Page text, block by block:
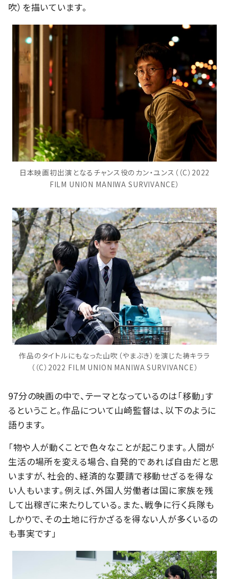
吹）を描いています。
日本映画初出演となるチャンス役のカン・ユンス（（C）2022
FILM UNION MANIWA SURVIVANCE）
作品のタイトルにもなった山吹（やまぶき）を演じた祷キララ
（（C）2022 FILM UNION MANIWA SURVIVANCE）
97分の映画の中で、テーマとなっているのは「移動」す
るということ。作品について山崎監督は、以下のように
語ります。
「物や人が動くことで色々なことが起こります。人間が
生活の場所を変える場合、自発的であれば自由だと思
いますが、社会的、経済的な要請で移動せざるを得な
い人もいます。例えば、外国人労働者は国に家族を残
して出稼ぎに来たりしている。また、戦争に行く兵隊も
しかりで、その土地に行かざるを得ない人が多くいるの
も事実です」